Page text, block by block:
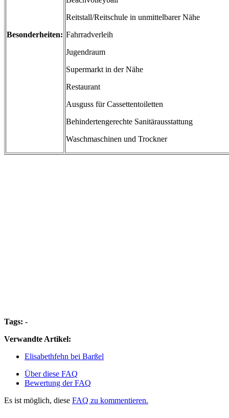
Besonderheiten:
Reitstall/Reitschule in unmittelbarer Nähe
Fahrradverleih
Jugendraum
Supermarkt in der Nähe
Restaurant
Ausguss für Cassettentoiletten
Behindertengerechte Sanitärausstattung
Waschmaschinen und Trockner
Tags: -
Verwandte Artikel:
Elisabethfehn bei Barßel
Über diese FAQ
Bewertung der FAQ
Es ist möglich, diese FAQ zu kommentieren.